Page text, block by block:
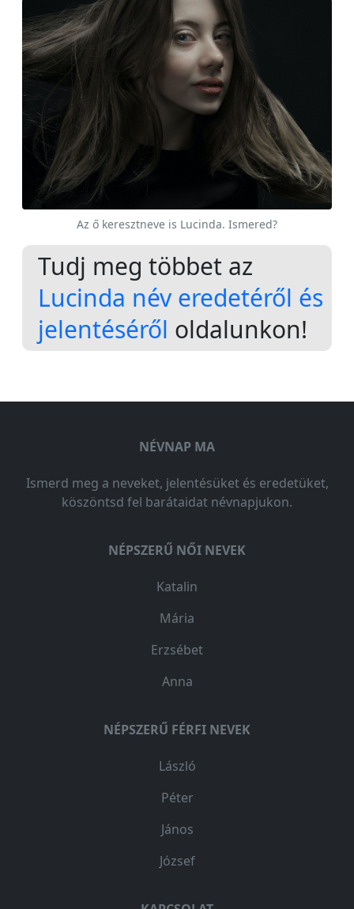
Az ő keresztneve is Lucinda. Ismered?
Tudj meg többet az
Lucinda név eredetéről és
jelentéséről oldalunkon!
NÉVNAP MA
Ismerd meg a neveket, jelentésüket és eredetüket,
köszöntsd fel barátaidat névnapjukon.
NÉPSZERŰ NŐI NEVEK
Katalin
Mária
Erzsébet
Anna
NÉPSZERŰ FÉRFI NEVEK
László
Péter
János
József